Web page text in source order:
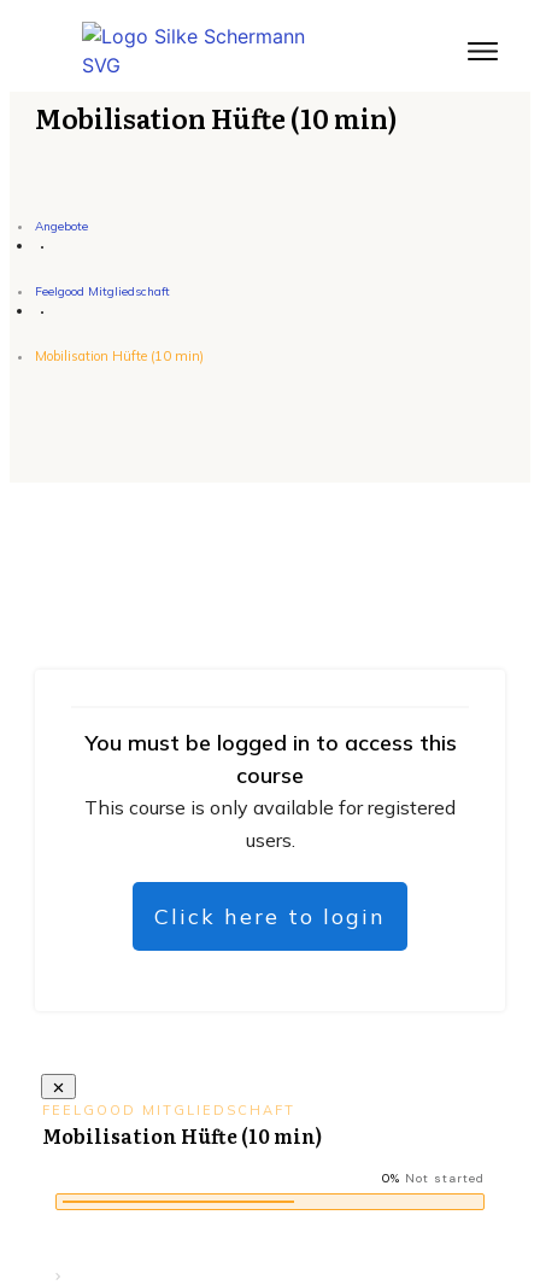
Mobilisation Hüfte (10 min)
Angebote
Feelgood Mitgliedschaft
Mobilisation Hüfte (10 min)
You must be logged in to access this
course
This course is only available for registered
users.
Click here to login
FEELGOOD MITGLIEDSCHAFT
Mobilisation Hüfte (10 min)
0% Not started